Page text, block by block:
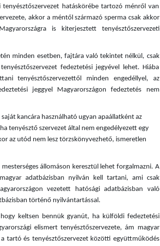
hatáskörébe tartozó ménről van
akkor a méntől származó sperma csak akkor
is kiterjesztett tenyésztőszervezeti
minden esetben, fajtára való tekintet nélkül, csak
fedeztetési jegyével lehet. Hiába
tenyésztőszervezettől minden engedéllyel, az
jeggyel Magyarországon fedeztetés nem
kancára használható ugyan apaállatként az
tenyésztő szervezet által nem engedélyezett egy
az utód nem lesz törzskönyvezhető, ismeretlen
állomáson keresztül lehet forgalmazni. A
adatbázisban nyilván kell tartani, ami csak
vezetett hatósági adatbázisban való
történő nyilvántartással.
keltsen bennük gyanút, ha külföldi fedeztetési
elismert tenyésztőszervezete, ám magyar
tartó és tenyésztőszervezet közötti együttműködés